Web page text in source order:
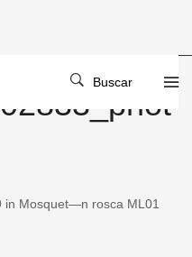
Buscar
in Mosquet—n rosca ML01